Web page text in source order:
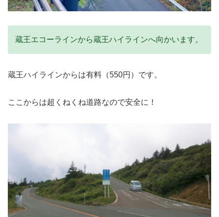
蔵王エコーラインから蔵王ハイラインへ向かいます。
蔵王ハイラインからは有料（550円）です。
ここからは超くねくね道路なので安全に！